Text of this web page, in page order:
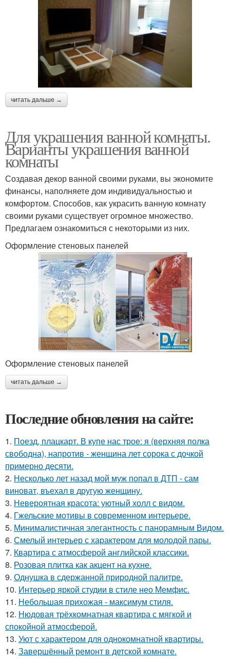
читать дальше →
Для украшения ванной комнаты.
Варианты украшения ванной
комнаты
Создавая декор ванной своими руками, вы экономите
финансы, наполняете дом индивидуальностью и
комфортом. Способов, как украсить ванную комнату
своими руками существует огромное множество.
Предлагаем ознакомиться с некоторыми из них.
Оформление стеновых панелей
Оформление стеновых панелей
читать дальше →
Последние обновления на сайте:
1. Поезд, плацкарт. В купе нас трое: я (верхняя полка
свободна), напротив - женщина лет сорока с дочкой
примерно десяти.
2. Несколько лет назад мой муж попал в ДТП - сам
виноват, въехал в другую женщину.
3. Невероятная красота: уютный холл с видом.
4. Гжельские мотивы в современном интерьере.
5. Минималистичная элегантность с панорамным Видом.
6. Смелый интерьер с характером для молодой пары.
7. Квартира с атмосферой английской классики.
8. Розовая плитка как акцент на кухне.
9. Однушка в сдержанной природной палитре.
10. Интерьер яркой студии в стиле нео Мемфис.
11. Небольшая прихожая - максимум стиля.
12. Нюдовая трёхкомнатная квартира с мягкой и
спокойной атмосферой.
13. Уют с характером для однокомнатной квартиры.
14. Завершённый ремонт в детской комнате.